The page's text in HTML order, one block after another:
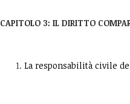
CAPITOLO 3: IL DIRITTO
La responsabilità civile